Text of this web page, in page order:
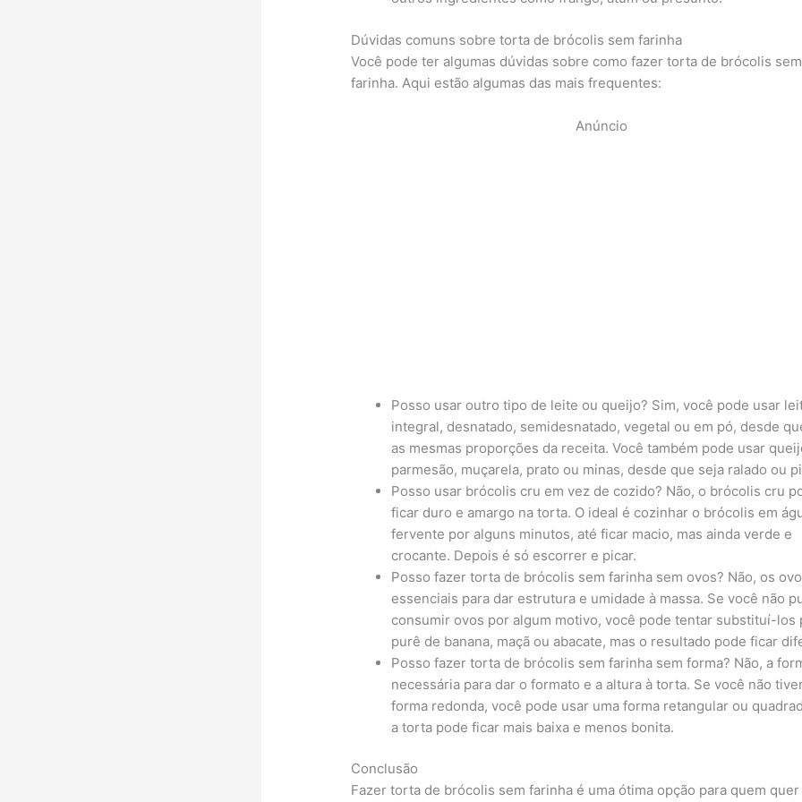
Dúvidas comuns sobre torta de brócolis sem farinha
Você pode ter algumas dúvidas sobre como fazer torta de brócolis sem
farinha. Aqui estão algumas das mais frequentes:
Anúncio
Posso usar outro tipo de leite ou queijo? Sim, você pode usar
integral, desnatado, semidesnatado, vegetal ou em pó, desde
as mesmas proporções da receita. Você também pode usar
parmesão, muçarela, prato ou minas, desde que seja ralado ou
Posso usar brócolis cru em vez de cozido? Não, o brócolis cru
ficar duro e amargo na torta. O ideal é cozinhar o brócolis em
fervente por alguns minutos, até ficar macio, mas ainda verde e
crocante. Depois é só escorrer e picar.
Posso fazer torta de brócolis sem farinha sem ovos? Não, os
essenciais para dar estrutura e umidade à massa. Se você não
consumir ovos por algum motivo, você pode tentar substituí-los
purê de banana, maçã ou abacate, mas o resultado pode ficar
Posso fazer torta de brócolis sem farinha sem forma? Não, a
necessária para dar o formato e a altura à torta. Se você não
forma redonda, você pode usar uma forma retangular ou
a torta pode ficar mais baixa e menos bonita.
Conclusão
Fazer torta de brócolis sem farinha é uma ótima opção para quem